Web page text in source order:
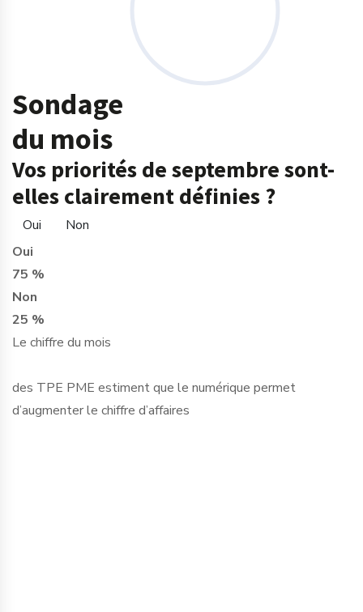
Sondage
du mois
Vos priorités de septembre sont-
elles clairement définies ?
Oui
Non
Oui
75 %
Non
25 %
Le chiffre du mois
des TPE PME estiment que le numérique permet
d’augmenter le chiffre d’affaires